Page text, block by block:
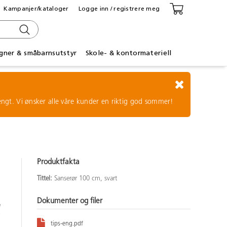
& småbarnsutstyr Skole- & kontormateriell
Kampanjer/kataloger Logge inn / registrere meg
Vi ønsker alle våre kunder en riktig god sommer!
Produktfakta
Tittel: Sanserør 100 cm, svart
Dokumenter og filer
tips-eng.pdf